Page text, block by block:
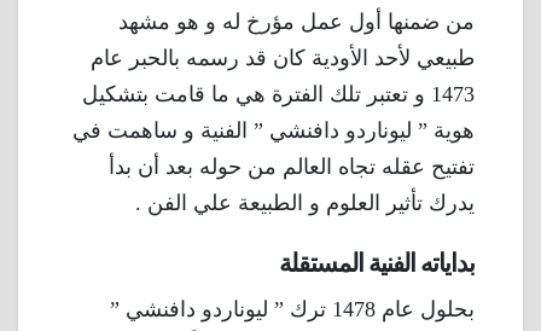
من ضمنها أول عمل مؤرخ له و هو مشهد
طبيعي لأحد الأودية كان قد رسمه بالحبر عام
1473 و تعتبر تلك الفترة هي ما قامت بتشكيل
هوية ” ليوناردو دافنشي ” الفنية و ساهمت في
تفتيح عقله تجاه العالم من حوله بعد أن بدأ
يدرك تأثير العلوم و الطبيعة علي الفن .
بداياته الفنية المستقلة
بحلول عام 1478 ترك ” ليوناردو دافنشي ”